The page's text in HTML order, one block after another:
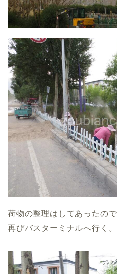
荷物の整理はしてあったの
再びバスターミナルへ行く。